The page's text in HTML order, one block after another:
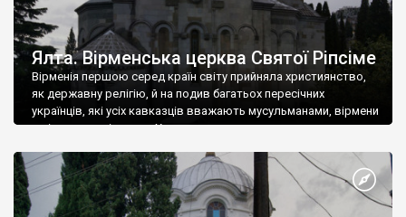
Ялта. Вірменська церква Святої Ріпсіме
Вірменія першою серед країн світу прийняла християнство,
як державну релігію, й на подив багатьох пересічних
українців, які усіх кавказців вважають мусульманами, вірмени
є відданими вірянами Христа